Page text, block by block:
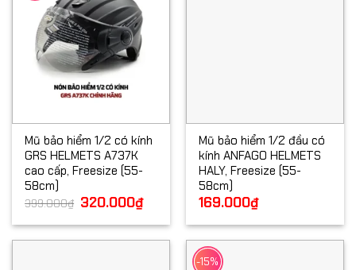
Mũ bảo hiểm 1/2 có kính
GRS HELMETS A737K
cao cấp, Freesize (55-
58cm)
399.000₫ Giá
gốc
399.000₫.
320.000₫Giá
hiện
là:
320.000₫.
Mũ bảo hiểm 1/2 đầu có
kính ANFAGO HELMETS
HALY, Freesize (55-
58cm)
169.000₫
-15%